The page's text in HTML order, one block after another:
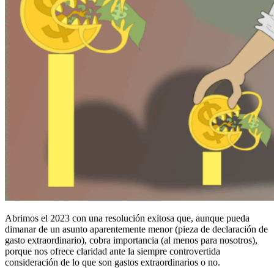
Abrimos el 2023 con una resolución exitosa que, aunque pueda
dimanar de un asunto aparentemente menor (pieza de declaración de
gasto extraordinario), cobra importancia (al menos para nosotros),
porque nos ofrece claridad ante la siempre controvertida
consideración de lo que son gastos extraordinarios o no.